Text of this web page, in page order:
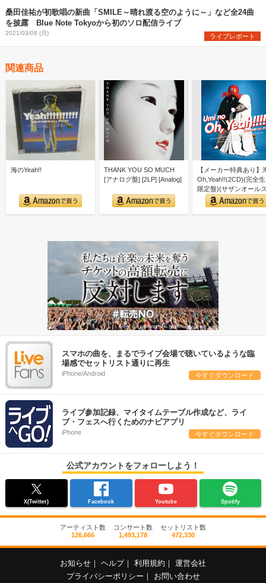
桑田佳祐が初歌唱の新曲「SMILE～晴れ渡る空のように～」など全24曲
を披露 Blue Note Tokyoから初のソロ配信ライブ
2021/03/08 (月) ライブレポート
関連商品
海のYeah!!
THANK YOU SO MUCH
[アナログ盤] [2LP] [Analog]
【メーカー特典あり】
Oh,Yeah!!(2CD)(完全
限定盤)(サザンオール
ーズ 40…
スマホの曲を、まるでライブ会場で聴いているような臨
場感でセットリスト通りに再生
iPhone/Android 今すぐダウンロード
ライブ参加記録、マイタイムテーブル作成など、ライ
ブ・フェスへ行くためのナビアプリ
iPhone 今すぐダウンロード
公式アカウントをフォローしよう！
X(Twitter) Facebook Youtube Spotify
アーティスト数
126,666
コンサート数
1,493,178
セットリスト数
472,330
お知らせ ヘルプ 利用規約
運営会社
プライバシーポリシー
お問い合わせ